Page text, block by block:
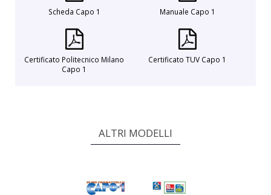
Scheda Capo 1 Manuale Capo 1
Certificato Politecnico Milano
Capo 1
Certificato TUV Capo 1
ALTRI MODELLI